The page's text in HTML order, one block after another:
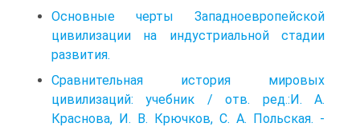
Основные черты Западноевропейской
цивилизации на индустриальной стадии
развития.
Сравнительная история мировых
цивилизаций: учебник / отв. ред.:И. А.
Краснова, И. В. Крючков, С. А. Польская. -